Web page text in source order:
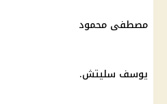
مصطفى محمود
يوسف سليتش.